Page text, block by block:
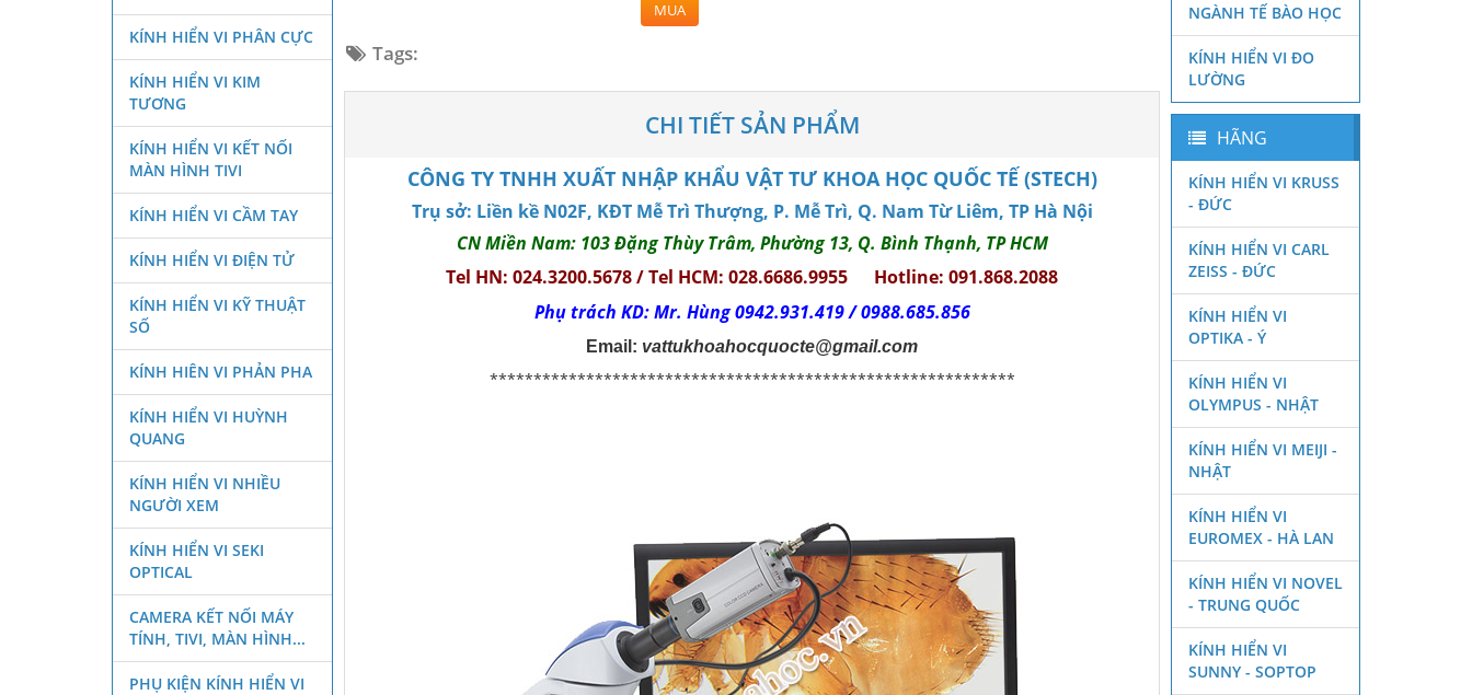
MUA
Tags:
CHI TIẾT SẢN PHẨM
CÔNG TY TNHH XUẤT NHẬP KHẨU VẬT TƯ KHOA HỌC QUỐC TẾ (STECH)
Trụ sở: Liền kề N02F, KĐT Mễ Trì Thượng, P. Mễ Trì, Q. Nam Từ Liêm, TP Hà Nội
CN Miền Nam: 103 Đặng Thùy Trâm, Phường 13, Q. Bình Thạnh, TP HCM
Tel HN: 024.3200.5678 / Tel HCM: 028.6686.9955 Hotline: 091.868.2088
Phụ trách KD: Mr. Hùng 0942.931.419 / 0988.685.856
Email: vattukhoahocquocte@gmail.com
************************************************************
KÍNH HIỂN VI PHÂN CỰC
KÍNH HIỂN VI KIM
TƯƠNG
KÍNH HIỂN VI KẾT NỐI
MÀN HÌNH TIVI
KÍNH HIỂN VI CẦM TAY
KÍNH HIỂN VI ĐIỆN TỬ
KÍNH HIỂN VI KỸ THUẬT
SỐ
KÍNH HIÊN VI PHẢN PHA
KÍNH HIỂN VI HUỲNH
QUANG
KÍNH HIỂN VI NHIỀU
NGƯỜI XEM
KÍNH HIỂN VI SEKI
OPTICAL
CAMERA KẾT NỐI MÁY
TÍNH, TIVI, MÀN HÌNH...
PHỤ KIỆN KÍNH HIỂN VI
NGÀNH TẾ BÀO HỌC
KÍNH HIỂN VI ĐO
LƯỜNG
HÃNG
KÍNH HIỂN VI KRUSS
- ĐỨC
KÍNH HIỂN VI CARL
ZEISS - ĐỨC
KÍNH HIỂN VI
OPTIKA - Ý
KÍNH HIỂN VI
OLYMPUS - NHẬT
KÍNH HIỂN VI MEIJI -
NHẬT
KÍNH HIỂN VI
EUROMEX - HÀ LAN
KÍNH HIỂN VI NOVEL
- TRUNG QUỐC
KÍNH HIỂN VI
SUNNY - SOPTOP